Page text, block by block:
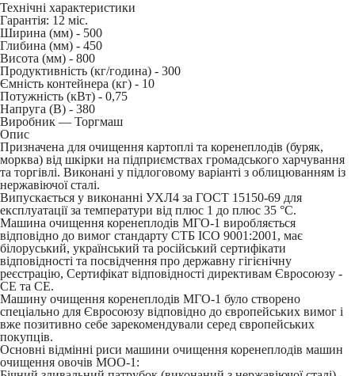
Технічні характеристики
Гарантія: 12 міс.
Ширина (мм) - 500
Глибина (мм) - 450
Висота (мм) - 800
Продуктивність (кг/година) - 300
Ємність контейнера (кг) - 10
Потужність (кВт) - 0,75
Напруга (В) - 380
Виробник — Торгмаш
Опис
Призначена для очищення картоплі та коренеплодів (буряк,
морква) від шкірки на підприємствах громадського харчування
та торгівлі. Виконані у підлоговому варіанті з облицюванням із
нержавіючої сталі.
Випускається у виконанні УХЛ4 за ГОСТ 15150-69 для
експлуатації за температури від плюс 1 до плюс 35 °С.
Машина очищення коренеплодів МГО-1 виробляється
відповідно до вимог стандарту СТБ ІСО 9001:2001, має
білоруський, український та російський сертифікати
відповідності та посвідчення про державну гігієнічну
реєстрацію, Сертифікат відповідності директивам Євросоюзу -
CE та CE.
Машину очищення коренеплодів МГО-1 було створено
спеціально для Євросоюзу відповідно до європейських вимог і
вже позитивно себе зарекомендували серед європейських
покупців.
Основні відмінні риси машини очищення коренеплодів машин
очищення овочів МОО-1: